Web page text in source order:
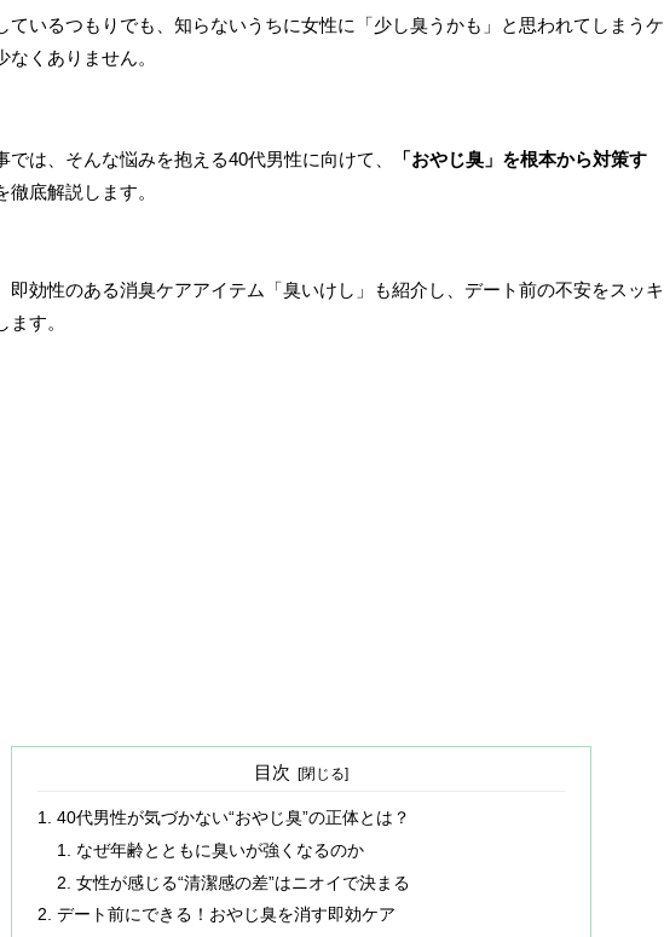
ているつもりでも、知らないうちに女性に「少し臭うかも」と思われてしまうケ
なくありません。
では、そんな悩みを抱える40代男性に向けて、
「おやじ臭」を根本から対策す
徹底解説します。
即効性のある消臭ケアアイテム「臭いけし」も紹介し、デート前の不安をスッキ
ます。
目次
40代男性が気づかない“おやじ臭”の正体とは？
なぜ年齢とともに臭いが強くなるのか
女性が感じる“清潔感の差”はニオイで決まる
デート前にできる！おやじ臭を消す即効ケア